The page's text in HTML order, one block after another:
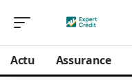
Actu Assurance